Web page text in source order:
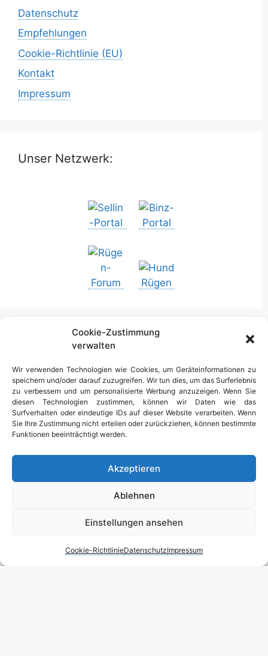
Cookie-Zustimmung
verwalten
Wir verwenden Technologien wie Cookies, um Geräteinformationen zu
speichern und/oder darauf zuzugreifen. Wir tun dies, um das Surferlebnis
zu verbessern und um personalisierte Werbung anzuzeigen. Wenn Sie
diesen Technologien zustimmen, können wir Daten wie das
Surfverhalten oder eindeutige IDs auf dieser Website verarbeiten. Wenn
Sie Ihre Zustimmung nicht erteilen oder zurückziehen, können bestimmte
Funktionen beeinträchtigt werden.
Akzeptieren
Ablehnen
Einstellungen ansehen
Cookie-RichtlinieDatenschutzImpressum
Datenschutz
Empfehlungen
Cookie-Richtlinie (EU)
Kontakt
Impressum
Unser Netzwerk:
Urlaub in Deutschland